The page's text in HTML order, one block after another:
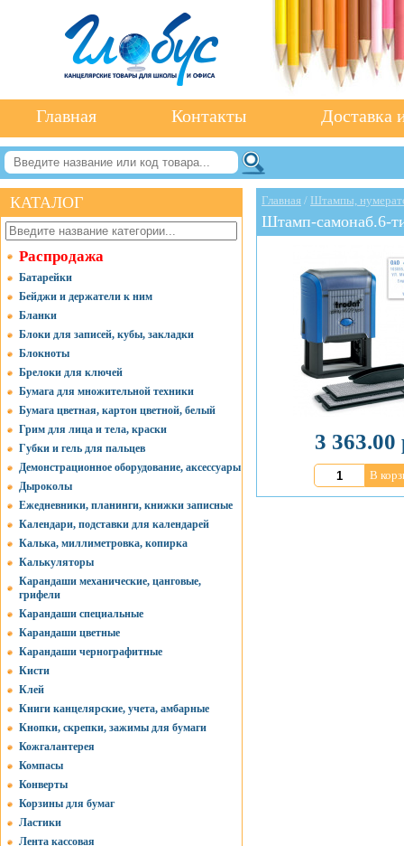
Главная Контакты Доставка
КАТАЛОГ
Распродажа
Батарейки
Бейджи и держатели к ним
Бланки
Блоки для записей, кубы, закладки
Блокноты
Брелоки для ключей
Бумага для множительной техники
Бумага цветная, картон цветной, белый
Грим для лица и тела, краски
Губки и гель для пальцев
Демонстрационное оборудование, аксессуары
Дыроколы
Ежедневники, планинги, книжки записные
Календари, подставки для календарей
Калька, миллиметровка, копирка
Калькуляторы
Карандаши механические, цанговые,
грифели
Карандаши специальные
Карандаши цветные
Карандаши чернографитные
Кисти
Клей
Книги канцелярские, учета, амбарные
Кнопки, скрепки, зажимы для бумаги
Кожгалантерея
Компасы
Конверты
Корзины для бумаг
Ластики
Лента кассовая
Главная / Штампы,
Штамп-самонаб.6-
3 363.00
В